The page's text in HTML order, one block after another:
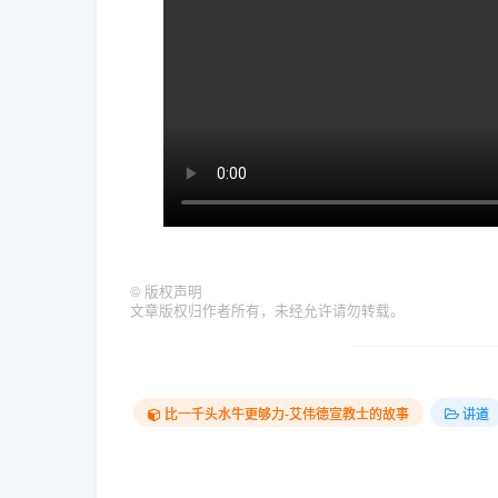
© 版权声明
文章版权归作者所有，未经允许请勿转载。
比一千头水牛更够力-艾伟德宣教士的故事 讲道